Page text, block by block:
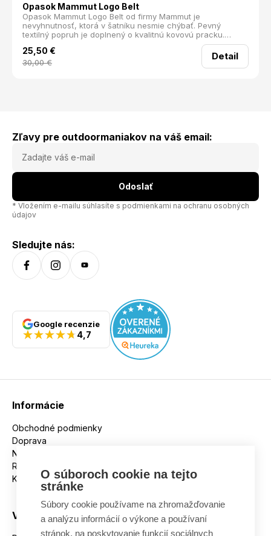
Opasok Mammut Logo Belt
Opasok Mammut Logo Belt od firmy Mammut je
nevyhnutnosť, ktorá v šatníku nesmie chýbať. Pevný
textilný popruh je doplnený o kvalitnú kovovú pracku.
Opasok má univerzálnu veľkosť a jednoducho sa zapína.
25,50 €
30,00€
Detail
Zľavy pre outdoormaniakov na váš email:
Odoslať
* Vložením e-mailu súhlasíte s podmienkami na ochranu osobných
údajov
Sledujte nás:
Google recenzie
4,7
Informácie
Obchodné podmienky
Doprava
Nakupujeme na splátky
Reklamácie
Kontakt
Všetko o nákupe
O súboroch cookie na tejto
stránke
Súbory cookie používame na zhromažďovanie
a analýzu informácií o výkone a používaní
stránok, na poskytovanie funkcií sociálnych